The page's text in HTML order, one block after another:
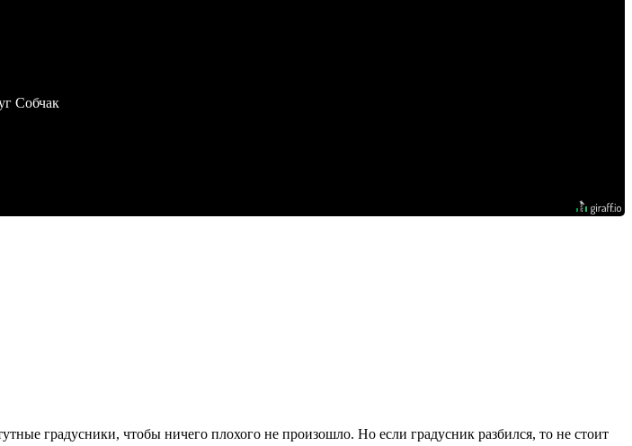
Собчак
градусники, чтобы ничего плохого не произошло. Но если градусник разбился, то не стоит